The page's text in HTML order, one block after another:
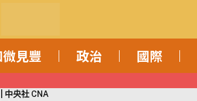
見豐 政治 國際
中央社 CNA